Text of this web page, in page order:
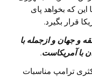
که بخواهد پای
قرار بگیرد.
و جهان و ازجمله با
با آمریکاست.
ترامپ مناسبات